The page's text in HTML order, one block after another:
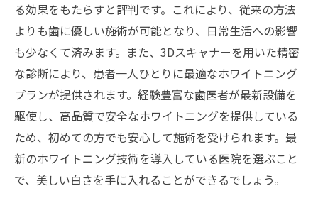
る効果をもたらすと評判です。これにより、従来の方法
よりも歯に優しい施術が可能となり、日常生活への影響
も少なくて済みます。また、3Dスキャナーを用いた精密
な診断により、患者一人ひとりに最適なホワイトニング
プランが提供されます。経験豊富な歯医者が最新設備を
駆使し、高品質で安全なホワイトニングを提供している
ため、初めての方でも安心して施術を受けられます。最
新のホワイトニング技術を導入している医院を選ぶこと
で、美しい白さを手に入れることができるでしょう。